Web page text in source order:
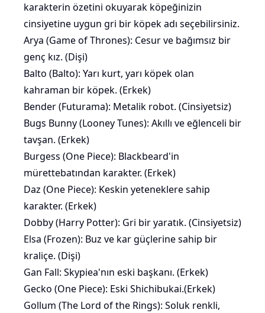
karakterin özetini okuyarak köpeğinizin
cinsiyetine uygun gri bir köpek adı seçebilirsiniz.
Arya (Game of Thrones): Cesur ve bağımsız bir
genç kız. (Dişi)
Balto (Balto): Yarı kurt, yarı köpek olan
kahraman bir köpek. (Erkek)
Bender (Futurama): Metalik robot. (Cinsiyetsiz)
Bugs Bunny (Looney Tunes): Akıllı ve eğlenceli bir
tavşan. (Erkek)
Burgess (One Piece): Blackbeard'in
mürettebatından karakter. (Erkek)
Daz (One Piece): Keskin yeteneklere sahip
karakter. (Erkek)
Dobby (Harry Potter): Gri bir yaratık. (Cinsiyetsiz)
Elsa (Frozen): Buz ve kar güçlerine sahip bir
kraliçe. (Dişi)
Gan Fall: Skypiea'nın eski başkanı. (Erkek)
Gecko (One Piece): Eski Shichibukai.(Erkek)
Gollum (The Lord of the Rings): Soluk renkli,